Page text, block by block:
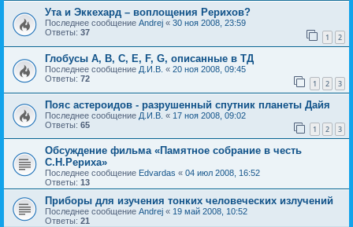
Ута и Эккехард – воплощения Рерихов?
Последнее сообщение Andrej « 30 ноя 2008, 23:59
Ответы: 37 1 2
Глобусы A, B, C, E, F, G, описанные в ТД
Последнее сообщение Д.И.В. « 20 ноя 2008, 09:45
Ответы: 72 1 2 3
Пояс астероидов - разрушенный спутник планеты Дайя
Последнее сообщение Д.И.В. « 17 ноя 2008, 09:02
Ответы: 65 1 2 3
Обсуждение фильма «Памятное собрание в честь
С.Н.Рериха»
Последнее сообщение Edvardas « 04 июл 2008, 16:52
Ответы: 13
Приборы для изучения тонких человеческих излучений
Последнее сообщение Andrej « 19 май 2008, 10:52
Ответы: 21